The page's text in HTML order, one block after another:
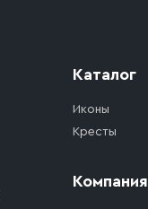
Каталог
Иконы
Кресты
Компания